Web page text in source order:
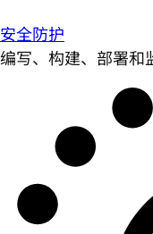
安全防护
编写、构建、部署和